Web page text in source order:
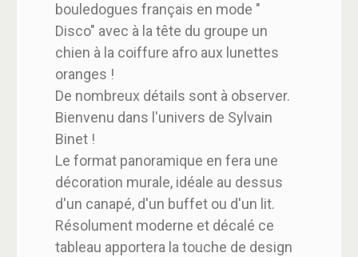
bouledogues français en mode "
Disco" avec à la tête du groupe un
chien à la coiffure afro aux lunettes
oranges !
De nombreux détails sont à observer.
Bienvenu dans l'univers de Sylvain
Binet !
Le format panoramique en fera une
décoration murale, idéale au dessus
d'un canapé, d'un buffet ou d'un lit.
Résolument moderne et décalé ce
tableau apportera la touche de design